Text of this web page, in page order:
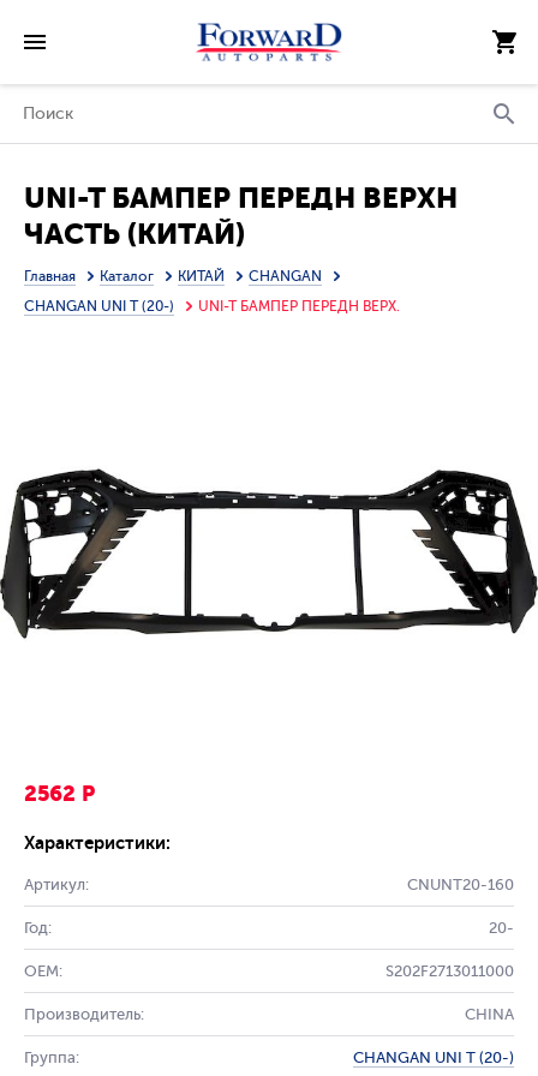
UNI-T БАМПЕР ПЕРЕДН ВЕРХН
ЧАСТЬ (КИТАЙ)
Главная Каталог КИТАЙ
CHANGAN
CHANGAN UNI T (20-)
UNI-T БАМПЕР ПЕРЕДН ВЕРХ.
2562 Р
Характеристики:
Артикул: CNUNT20-160
Год: 20-
OEM: S202F2713011000
Производитель: CHINA
Группа: CHANGAN UNI T (20-)